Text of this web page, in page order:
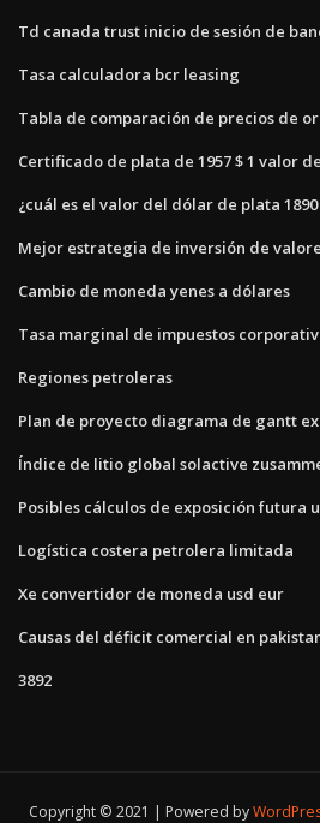
Td canada trust inicio de sesión de
Tasa calculadora bcr leasing
Tabla de comparación de precios de
Certificado de plata de 1957 $ 1 valor
¿cuál es el valor del dólar de plata 1890
Mejor estrategia de inversión de
Cambio de moneda yenes a dólares
Tasa marginal de impuestos
Regiones petroleras
Plan de proyecto diagrama de gantt
Índice de litio global solactive
Posibles cálculos de exposición futura
Logística costera petrolera limitada
Xe convertidor de moneda usd eur
Causas del déficit comercial en
3892
Copyright © 2021 | Powered by